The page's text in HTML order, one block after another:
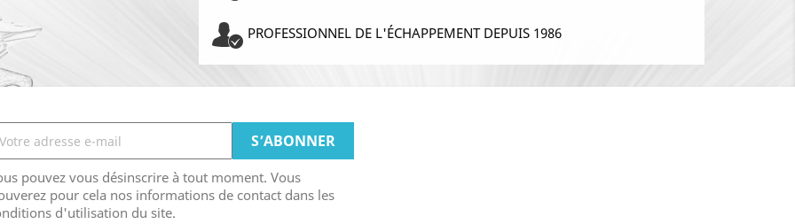
PROFESSIONNEL DE L'ÉCHAPPEMENT DEPUIS 1986
pouvez vous désinscrire à tout moment. Vous
pour cela nos informations de contact dans les
d'utilisation du site.